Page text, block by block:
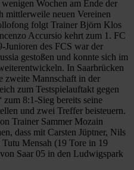
Wochen am Ende der
mittlerweile neuen Vereinen
folgt Trainer Björn Klos
Accursio kehrt zum 1. FC
Junioren des FCS war der
gestoßen und konnte sich im
In Saarbrücken
zweite Mannschaft in der
zum Testspielauftakt gegen
8:1-Sieg bereits seine
und zwei Treffer beisteuern.
Trainer Sammer Mozain
dass mit Carsten Jüptner, Nils
Mensah (19 Tore in 19
Saar 05 in den Ludwigspark